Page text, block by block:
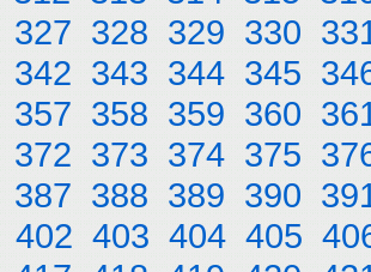
327 328 329 330
342 343 344 345
357 358 359 360
372 373 374 375
387 388 389 390
402 403 404 405